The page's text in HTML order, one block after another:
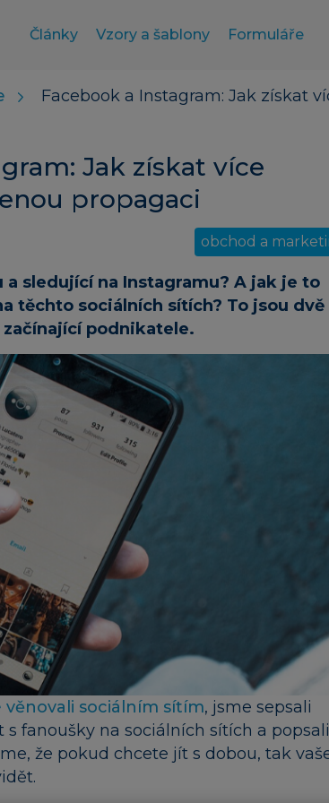
Články Vzory a šablony Formuláře
Facebook a Instagram: Jak získat
Jak získat více
propagaci
obchod a
sledující na Instagramu? A jak je to
těchto sociálních sítích? To jsou dvě
podnikatele.
sociálním sítím, jsme sepsali
fanoušky na sociálních sítích a popsali
že pokud chcete jít s dobou, tak